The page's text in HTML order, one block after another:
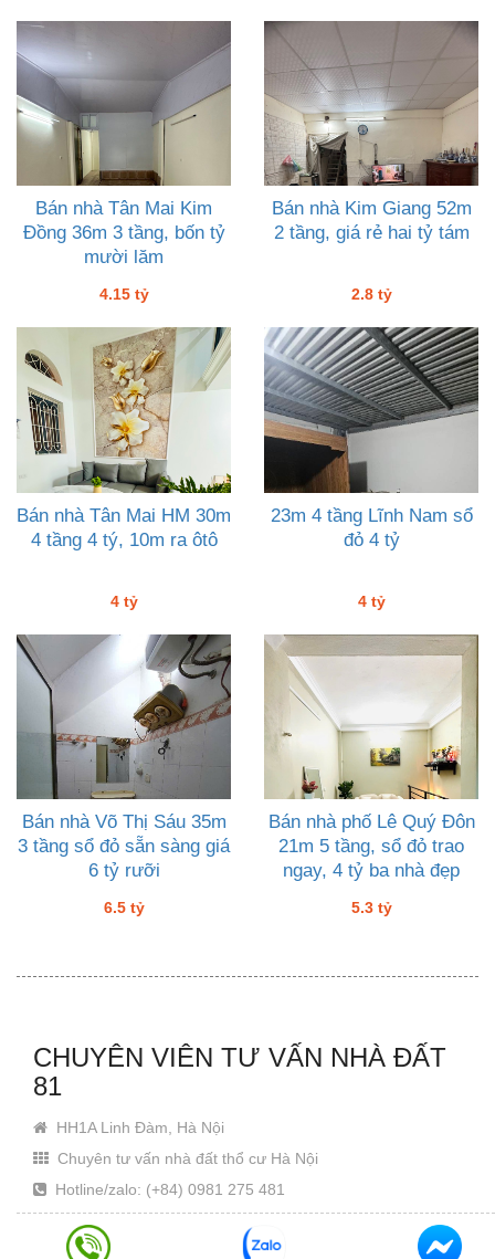
Bán nhà Tân Mai Kim
Đồng 36m 3 tầng, bốn tỷ
mười lăm
4.15 tỷ
Bán nhà Kim Giang 52m
2 tầng, giá rẻ hai tỷ tám
2.8 tỷ
Bán nhà Tân Mai HM 30m
4 tầng 4 tý, 10m ra ôtô
4 tỷ
23m 4 tầng Lĩnh Nam sổ
đỏ 4 tỷ
4 tỷ
Bán nhà Võ Thị Sáu 35m
3 tầng sổ đỏ sẵn sàng giá
6 tỷ rưỡi
6.5 tỷ
Bán nhà phố Lê Quý Đôn
21m 5 tầng, sổ đỏ trao
ngay, 4 tỷ ba nhà đẹp
5.3 tỷ
CHUYÊN VIÊN TƯ VẤN NHÀ ĐẤT
81
HH1A Linh Đàm, Hà Nội
Chuyên tư vấn nhà đất thổ cư Hà Nội
Hotline/zalo: (+84) 0981 275 481